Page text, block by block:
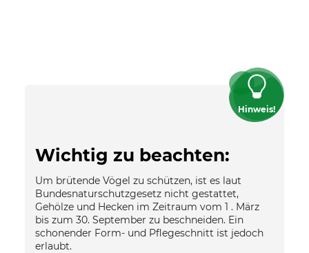
Hinweis!
Wichtig zu beachten:
Um brütende Vögel zu schützen, ist es laut
Bundesnaturschutzgesetz nicht gestattet,
Gehölze und Hecken im Zeitraum vom 1 . März
bis zum 30. September zu beschneiden. Ein
schonender Form- und Pflegeschnitt ist jedoch
erlaubt.